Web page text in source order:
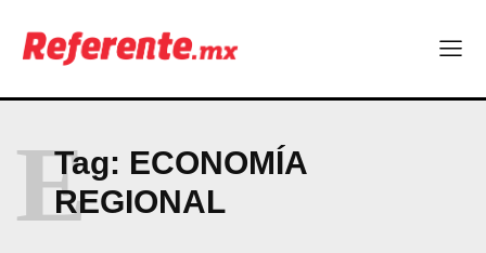
Tag: ECONOMÍA
REGIONAL
E